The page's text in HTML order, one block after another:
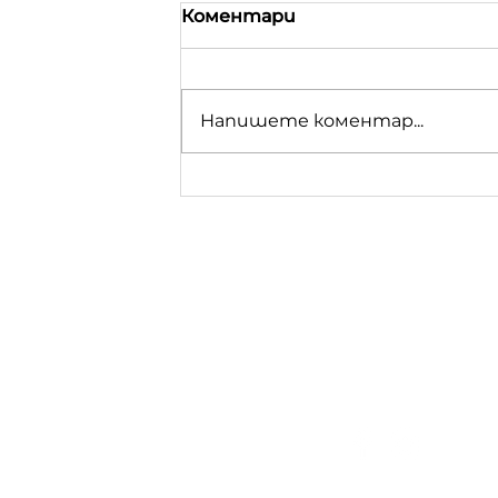
Коментари
Напишете коментар...